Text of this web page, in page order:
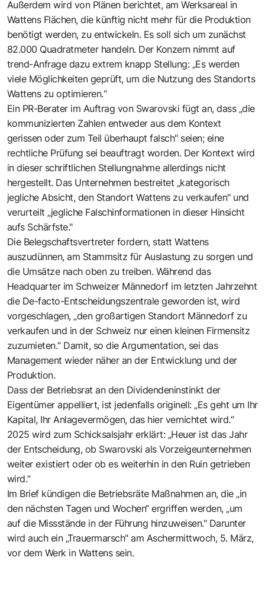
Außerdem wird von Plänen berichtet, am Werksareal in
Wattens Flächen, die künftig nicht mehr für die Produktion
benötigt werden, zu entwickeln. Es soll sich um zunächst
82.000 Quadratmeter handeln. Der Konzern nimmt auf
trend-Anfrage dazu extrem knapp Stellung: „Es werden
viele Möglichkeiten geprüft, um die Nutzung des Standorts
Wattens zu optimieren.“
Ein PR-Berater im Auftrag von Swarovski fügt an, dass „die
kommunizierten Zahlen entweder aus dem Kontext
gerissen oder zum Teil überhaupt falsch" seien; eine
rechtliche Prüfung sei beauftragt worden. Der Kontext wird
in dieser schriftlichen Stellungnahme allerdings nicht
hergestellt. Das Unternehmen bestreitet „kategorisch
jegliche Absicht, den Standort Wattens zu verkaufen" und
verurteilt „jegliche Falschinformationen in dieser Hinsicht
aufs Schärfste."
Die Belegschaftsvertreter fordern, statt Wattens
auszudünnen, am Stammsitz für Auslastung zu sorgen und
die Umsätze nach oben zu treiben. Während das
Headquarter im Schweizer Männedorf im letzten Jahrzehnt
die De-facto-Entscheidungszentrale geworden ist, wird
vorgeschlagen, „den großartigen Standort Männedorf zu
verkaufen und in der Schweiz nur einen kleinen Firmensitz
zuzumieten.“ Damit, so die Argumentation, sei das
Management wieder näher an der Entwicklung und der
Produktion.
Dass der Betriebsrat an den Dividendeninstinkt der
Eigentümer appelliert, ist jedenfalls originell: „Es geht um Ihr
Kapital, Ihr Anlagevermögen, das hier vernichtet wird.“
2025 wird zum Schicksalsjahr erklärt: „Heuer ist das Jahr
der Entscheidung, ob Swarovski als Vorzeigeunternehmen
weiter existiert oder ob es weiterhin in den Ruin getrieben
wird.“
Im Brief kündigen die Betriebsräte Maßnahmen an, die „in
den nächsten Tagen und Wochen“ ergriffen werden, „um
auf die Missstände in der Führung hinzuweisen." Darunter
wird auch ein „Trauermarsch" am Aschermittwoch, 5. März,
vor dem Werk in Wattens sein.